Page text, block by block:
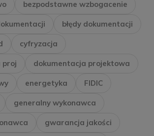
bezpodstawne wzbogacenie
błędy dokumentacji
cyfryzacja
proj dokumentacja projektowa
energetyka FIDIC
generalny wykonawca
gwarancja jakości